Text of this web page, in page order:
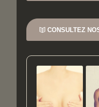
CONSULTEZ